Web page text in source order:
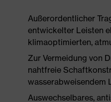
Außerordentlicher
entwickelter Leisten
klimaoptimierten,
Zur Vermeidung von
nahtfreie
wasserabweisendem
Auswechselbares,